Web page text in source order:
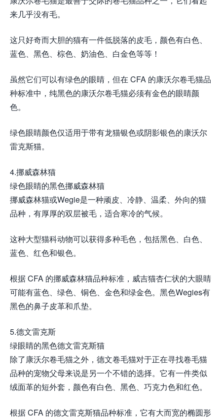
来几乎没有毛。
这只好奇而大胆的猫有一件低脱落的皮毛，颜色有白色、
蓝色、黑色、棕色、奶油色、白金色等等！
虽然它们可以有绿色的眼睛，但在 CFA 的康沃尔卷毛猫品
种标准中，纯黑色的康沃尔卷毛猫必须有金色的眼睛颜
色。
绿色眼睛颜色仅适用于带有龙猫银色或阴影银色的康沃尔
雷克斯猫。
4.挪威森林猫
绿色眼睛的黑色挪威森林猫
挪威森林猫或Wegie是一种顽皮、冷静、温柔、外向的猫
品种，有厚厚的双层被毛，适合寒冷的气候。
这种大型猫科动物可以获得多种毛色，包括黑色、白色、
蓝色、红色和银色。
根据 CFA 的挪威森林猫品种标准，威吉猫杏仁状的大眼睛
可能有蓝色、绿色、铜色、金色和绿金色。黑色Wegies有
黑色的鼻子皮革和爪垫。
5.德文雷克斯
绿眼睛的黑色德文雷克斯猫
除了康沃尔卷毛猫之外，德文卷毛猫对于正在寻找卷毛猫
品种的宠物父母来说是另一个不错的选择。它有一件类似
绒面革的短外套，颜色有白色、黑色、巧克力色和红色。
根据 CFA 的德文雷克斯猫品种标准，它有大而宽的椭圆形